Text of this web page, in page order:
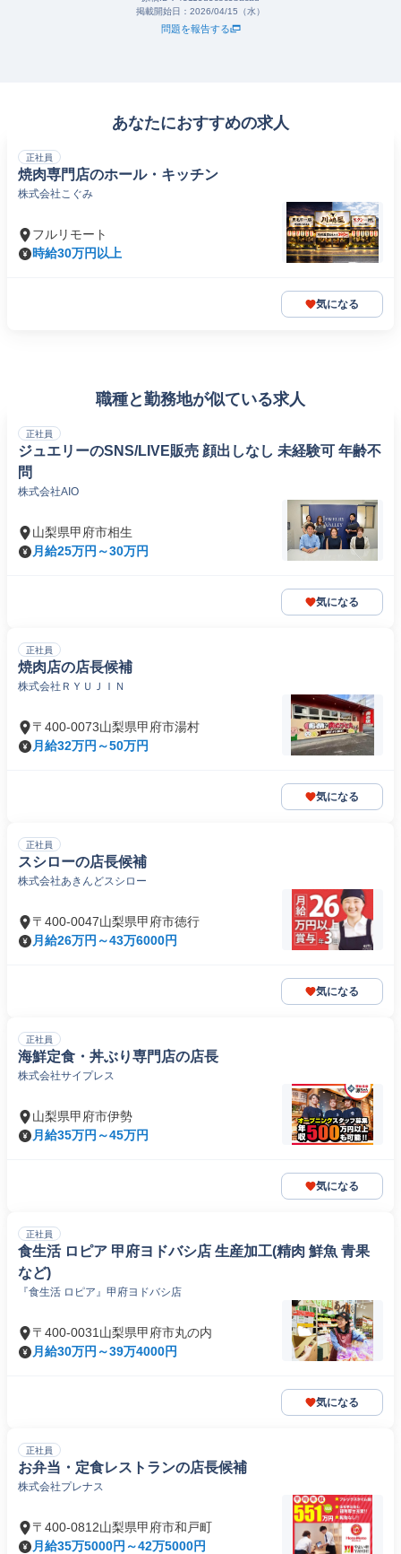
掲載開始日： 2026/04/15（水）
問題を報告する
あなたにおすすめの求人
正社員
焼肉専門店のホール・キッチン
株式会社こぐみ
フルリモート
時給30万円以上
気になる
職種と勤務地が似ている求人
正社員
ジュエリーのSNS/LIVE販売 顔出しなし 未経験可 年齢不
問
株式会社AIO
山梨県甲府市相生
月給25万円～30万円
気になる
正社員
焼肉店の店長候補
株式会社ＲＹＵＪＩＮ
〒400-0073山梨県甲府市湯村
月給32万円～50万円
気になる
正社員
スシローの店長候補
株式会社あきんどスシロー
〒400-0047山梨県甲府市徳行
月給26万円～43万6000円
気になる
正社員
海鮮定食・丼ぶり専門店の店長
株式会社サイプレス
山梨県甲府市伊勢
月給35万円～45万円
気になる
正社員
食生活 ロピア 甲府ヨドバシ店 生産加工(精肉 鮮魚 青果
など)
『食生活 ロピア』甲府ヨドバシ店
〒400-0031山梨県甲府市丸の内
月給30万円～39万4000円
気になる
正社員
お弁当・定食レストランの店長候補
株式会社プレナス
〒400-0812山梨県甲府市和戸町
月給35万5000円～42万5000円